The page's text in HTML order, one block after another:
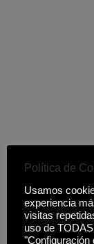
1.369,00€
Política de
Usamos
experiencia
visitas
uso de
"Configuración